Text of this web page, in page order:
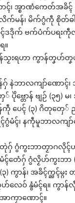
၊ အ္စာဏံကေတ်အခိၚ်
မန်၊ မိက်ဂွံကဵု စိုတ်
ၚ်ဒဒိုက် ဗက်ပံက်ပရး
။
ာန်သၟးရဟာ ကွာန်တၞဟ်တၞ
န်ဂှ် နဲဘာလကျာ်ဏော
ဗ္တောန် ဗျဉ် (၃၅)
ကဵု ပေၚ် (၃) ဂိတုတှေ် ညံ
ၚ်၊ နကဵုမူဘာလကျာ်ဟ
တုဲတုဲဂှ် ဂွံကွးဘာတၟာဂလိုၚ်
မံၚ်တေံဂှ် ဂွံလၟိဟ်ကွးဘ
၃) ကွာန်၊ အခိၚ်က္ညၚ်မ္ဂ
လေဝ် နွံမံၚ်ရ။ ကွာန်
ာကၠာဏောၚ်။